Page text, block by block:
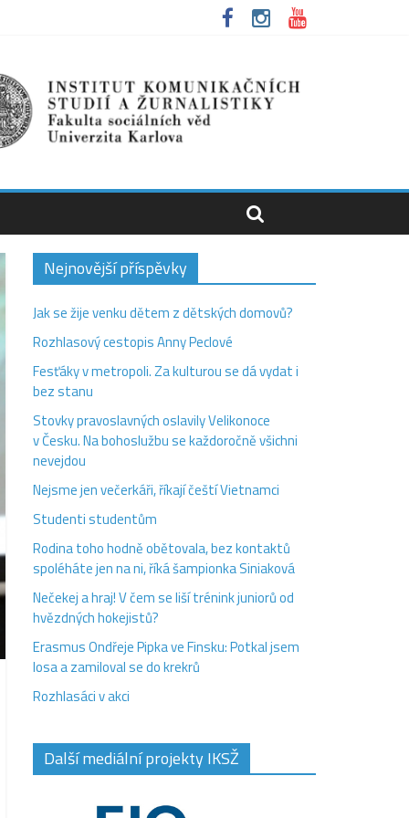
Nejnovější příspěvky
Jak se žije venku dětem z dětských domovů?
Rozhlasový cestopis Anny Peclové
Fesťáky v metropoli. Za kulturou se dá vydat i
bez stanu
Stovky pravoslavných oslavily Velikonoce
v Česku. Na bohoslužbu se každoročně všichni
nevejdou
Nejsme jen večerkáři, říkají čeští Vietnamci
Studenti studentům
Rodina toho hodně obětovala, bez kontaktů
spoléháte jen na ni, říká šampionka Siniaková
Nečekej a hraj! V čem se liší trénink juniorů od
hvězdných hokejistů?
Erasmus Ondřeje Pipka ve Finsku: Potkal jsem
losa a zamiloval se do krekrů
Rozhlasáci v akci
Další mediální projekty IKSŽ